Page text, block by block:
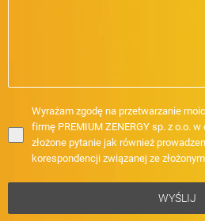
Wyrażam zgodę na przetwarzanie
firmę PREMIUM ZENERGY sp. z o.o.
złożone pytanie jak również
korespondencji związanej ze
WYŚLIJ